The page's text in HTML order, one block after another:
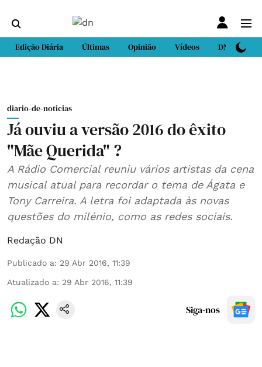
Edição Diária Últimas Opinião Vídeos DN Sport
diario-de-noticias
Já ouviu a versão 2016 do êxito
"Mãe Querida" ?
A Rádio Comercial reuniu vários artistas da cena
musical atual para recordar o tema de Ágata e
Tony Carreira. A letra foi adaptada às novas
questões do milénio, como as redes sociais.
Redação DN
Publicado a: 29 Abr 2016, 11:39
Atualizado a: 29 Abr 2016, 11:39
Siga-nos